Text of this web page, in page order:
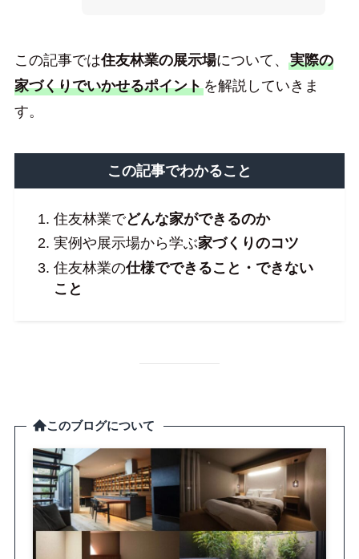
この記事では住友林業の展示場について、 実際の
家づくりでいかせるポイントを解説していきま
す。
この記事でわかること
住友林業でどんな家ができるのか
実例や展示場から学ぶ家づくりのコツ
住友林業の仕様でできること・できない
こと
このブログについて